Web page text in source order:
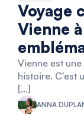
Voyage
Vienne
Vienne est
histoire. C’est
[…]
ANNA